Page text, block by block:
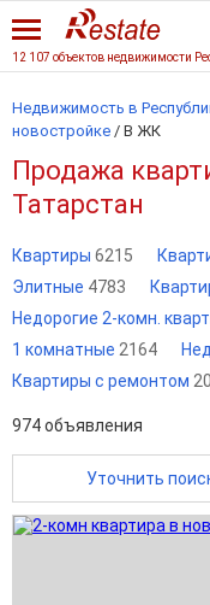
Недвижимость в
новостройке / В ЖК
Продажа
Татарстан
Квартиры 6215
Элитные 4783
Недорогие 2-комн.
1 комнатные 2164
Квартиры с ремонтом
974объявления
Уточнить